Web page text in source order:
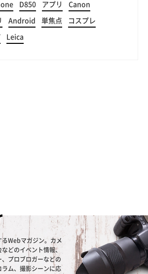
D850 アプリ Canon
Android 単焦点 コスプレ
Leica
るWebマガジン。カメ
どのイベント情報、
プロブロガーなどの
ラム、撮影シーンに応